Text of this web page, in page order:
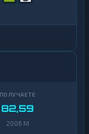
82,59
2006 M